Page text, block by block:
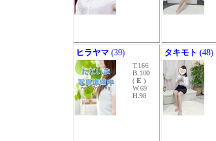
ヒラヤマ (39)
T.166
B.100
( E )
W.69
H.98
タキモト (48)